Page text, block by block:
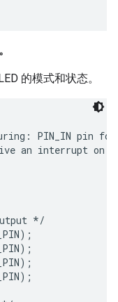
的模式和状态。
PIN_IN pin
an interrupt on
*/